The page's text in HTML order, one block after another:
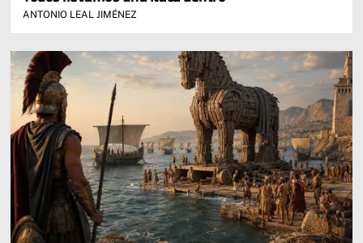
ANTONIO LEAL JIMÉNEZ